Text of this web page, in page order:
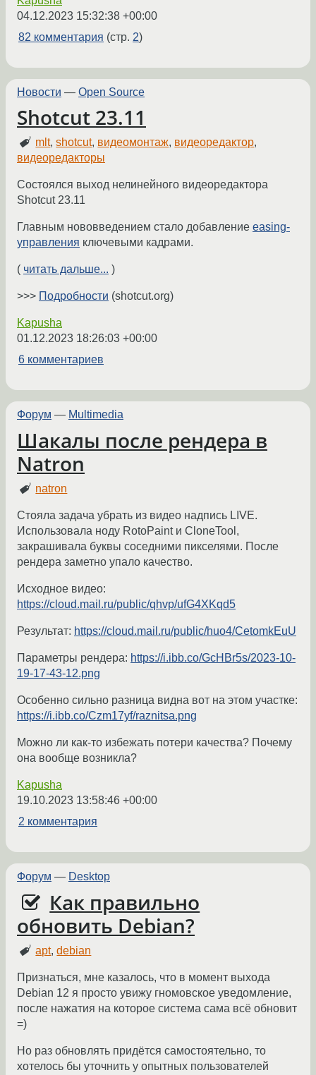
04.12.2023 15:32:38 +00:00
82 комментария (стр. 2)
Новости — Open Source
Shotcut 23.11
mlt,shotcut, видеомонтаж, видеоредактор,
видеоредакторы
Состоялся выход нелинейного видеоредактора
Shotcut 23.11
Главным нововведением стало добавление easing-
управления ключевыми кадрами.
( читать дальше... )
>>> Подробности (shotcut.org)
Kapusha
01.12.2023 18:26:03 +00:00
6 комментариев
Форум — Multimedia
Шакалы после рендера в
Natron
natron
Стояла задача убрать из видео надпись LIVE.
Использовала ноду RotoPaint и CloneTool,
закрашивала буквы соседними пикселями. После
рендера заметно упало качество.
Исходное видео:
https://cloud.mail.ru/public/qhvp/ufG4XKqd5
Результат: https://cloud.mail.ru/public/huo4/CetomkEuU
Параметры рендера: https://i.ibb.co/GcHBr5s/2023-10-
19-17-43-12.png
Особенно сильно разница видна вот на этом участке:
https://i.ibb.co/Czm17yf/raznitsa.png
Можно ли как-то избежать потери качества? Почему
она вообще возникла?
Kapusha
19.10.2023 13:58:46 +00:00
2 комментария
Форум — Desktop
Как правильно
обновить Debian?
apt,debian
Признаться, мне казалось, что в момент выхода
Debian 12 я просто увижу гномовское уведомление,
после нажатия на которое система сама всё обновит
=)
Но раз обновлять придётся самостоятельно, то
хотелось бы уточнить у опытных пользователей